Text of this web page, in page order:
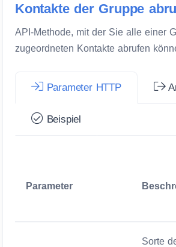
Kontakte der Gruppe
API-Methode, mit der Sie alle einer
zugeordneten Kontakte abrufen
Parameter HTTP
Beispiel
Parameter
Sorte